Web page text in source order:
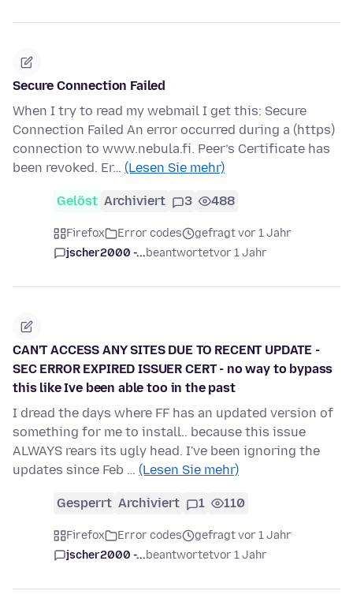
Secure Connection Failed
When I try to read my webmail I get this: Secure
Connection Failed An error occurred during a (https)
connection to www.nebula.fi. Peer’s Certificate has
been revoked. Er… (Lesen Sie mehr)
Gelöst Archiviert 3 488
Firefox Error codes
gefragt vor 1 Jahr
jscher2000 -...beantwortetvor 1 Jahr
CAN'T ACCESS ANY SITES DUE TO RECENT UPDATE -
SEC ERROR EXPIRED ISSUER CERT - no way to bypass
this like Ive been able too in the past
I dread the days where FF has an updated version of
something for me to install.. because this issue
ALWAYS rears its ugly head. I've been ignoring the
updates since Feb … (Lesen Sie mehr)
Gesperrt Archiviert 1 110
Firefox Error codes
gefragt vor 1 Jahr
jscher2000 -...beantwortetvor 1 Jahr